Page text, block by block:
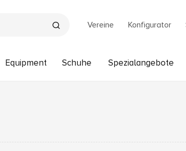
Vereine Konfigurator
Equipment Schuhe Spezialangebote